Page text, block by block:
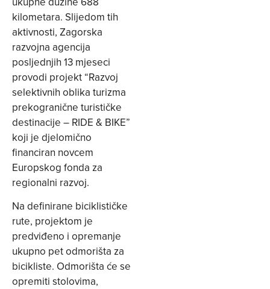
kilometara. Slijedom tih
aktivnosti, Zagorska
razvojna agencija
posljednjih 13 mjeseci
provodi projekt “Razvoj
selektivnih oblika turizma
prekogranične turističke
destinacije – RIDE & BIKE”
koji je djelomično
financiran novcem
Europskog fonda za
regionalni razvoj.
Na definirane biciklističke
rute, projektom je
predviđeno i opremanje
ukupno pet odmorišta za
bicikliste. Odmorišta će se
opremiti stolovima,